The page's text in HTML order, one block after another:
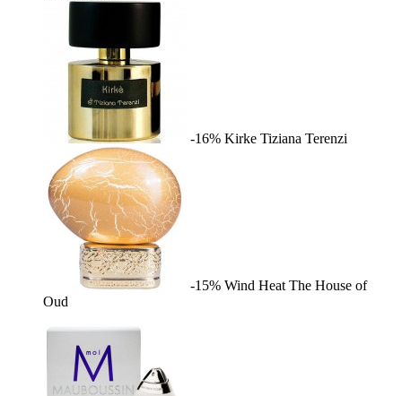
-16% Kirke Tiziana Terenzi
-15% Wind Heat The House of
Oud